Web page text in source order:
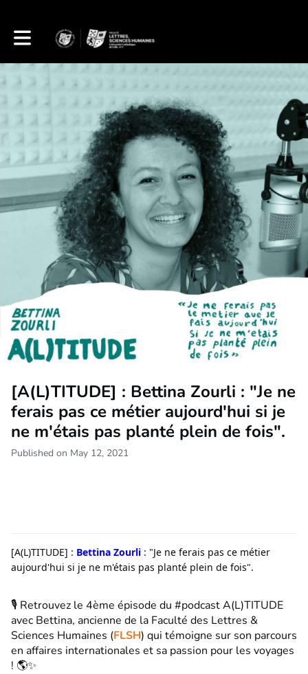
Toggle main navigation
[A(L)TITUDE] : Bettina Zourli : "Je ne
ferais pas ce métier aujourd'hui si je
ne m'étais pas planté plein de fois".
Published on May 12, 2021
[A(L)TITUDE] : Bettina Zourli : "Je ne ferais pas ce métier
aujourd'hui si je ne m'étais pas planté plein de fois".
🎙️ Retrouvez le 4ème épisode du #podcast A(L)TITUDE
avec Bettina, ancienne de la Faculté des Lettres &
Sciences Humaines (FLSH) qui témoigne sur son parcours
en affaires internationales et sa passion pour les voyages
! 🌎✨